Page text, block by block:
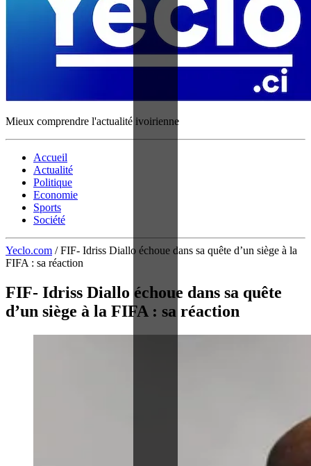
Mieux comprendre l'actualité ivoirienne
Accueil
Actualité
Politique
Economie
Sports
Société
Yeclo.com / FIF- Idriss Diallo échoue dans sa quête d’un siège à la
FIFA : sa réaction
FIF- Idriss Diallo échoue dans sa quête
d’un siège à la FIFA : sa réaction